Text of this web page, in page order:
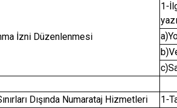
İzni Düzenlenmesi
1-
Dışında Numarataj Hizmetleri 1-